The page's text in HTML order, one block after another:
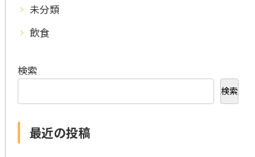
未分類
飲食
検索
検索
最近の投稿